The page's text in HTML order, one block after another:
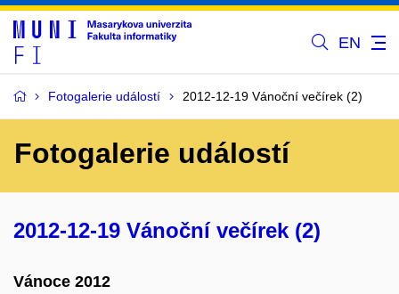
EN
Fotogalerie událostí 2012-12-19 Vánoční večírek (2)
Fotogalerie událostí
2012-12-19 Vánoční večírek (2)
Vánoce 2012